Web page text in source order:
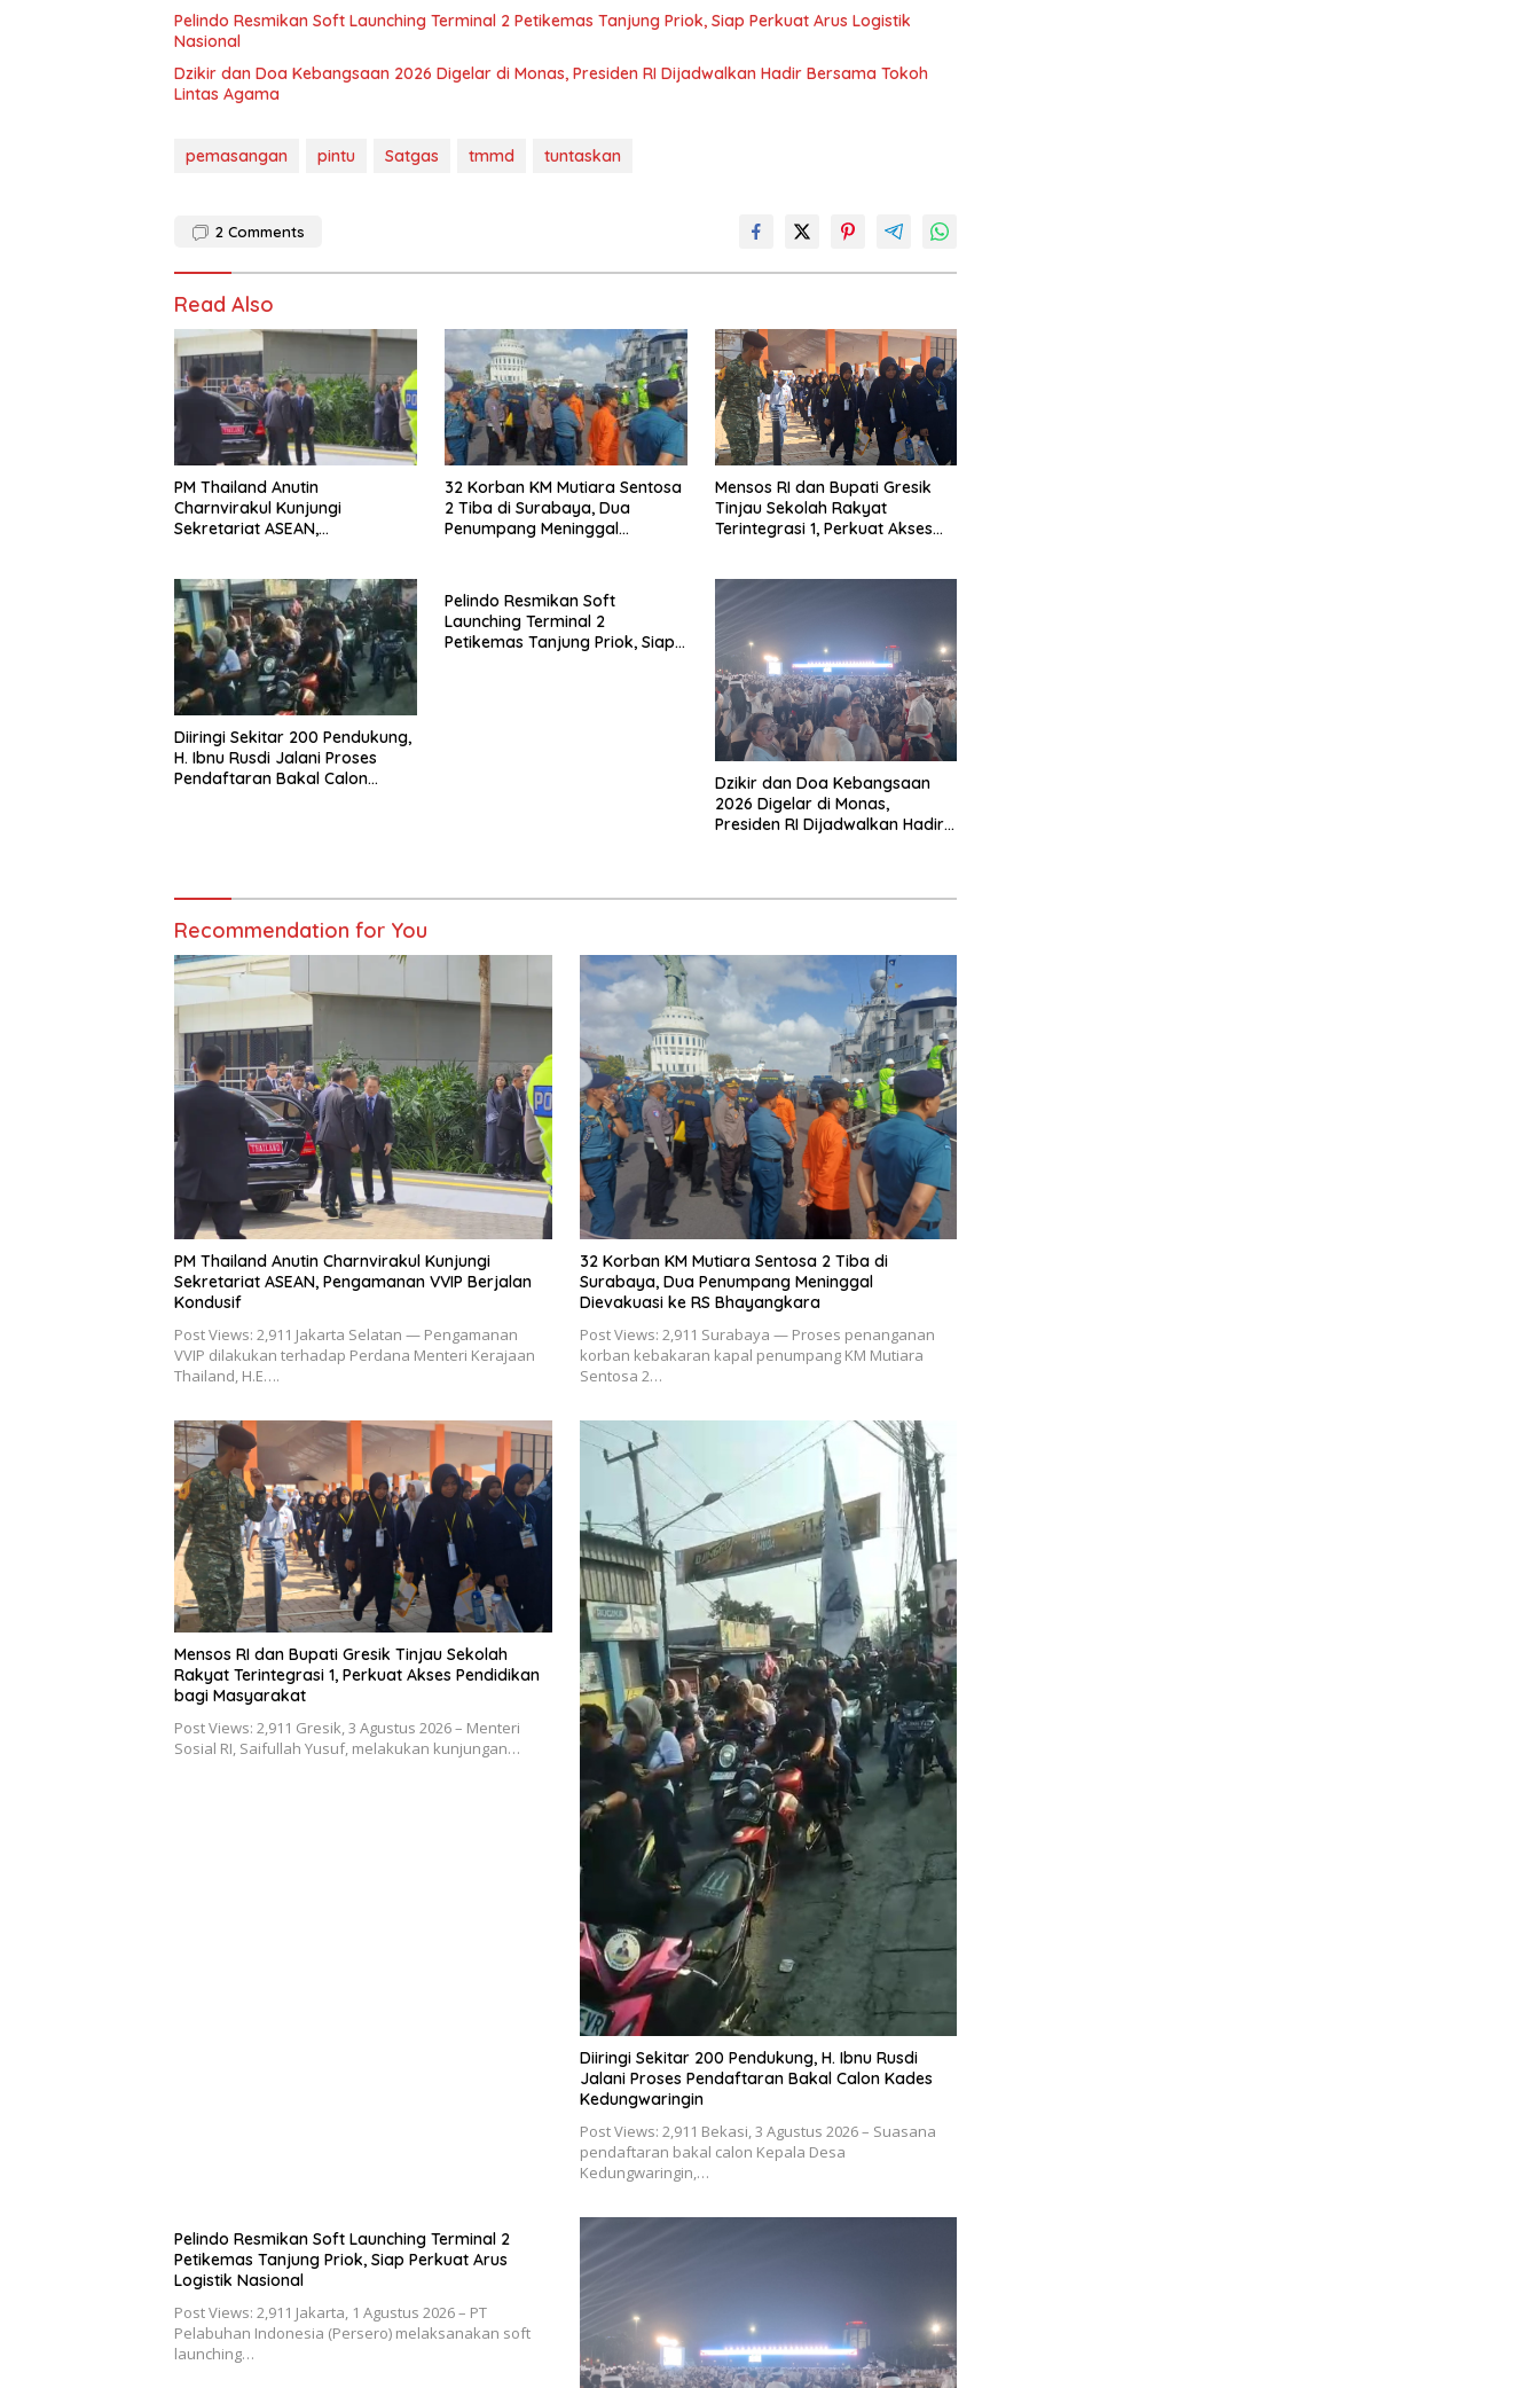
Pelindo Resmikan Soft Launching Terminal 2 Petikemas Tanjung Priok, Siap Perkuat Arus Logistik
Nasional
Dzikir dan Doa Kebangsaan 2026 Digelar di Monas, Presiden RI Dijadwalkan Hadir Bersama Tokoh
Lintas Agama
pemasangan pintu Satgas tmmd tuntaskan
2 Comments
Read Also
PM Thailand Anutin
Charnvirakul Kunjungi
Sekretariat ASEAN,
32 Korban KM Mutiara Sentosa
2 Tiba di Surabaya, Dua
Penumpang Meninggal
Mensos RI dan Bupati Gresik
Tinjau Sekolah Rakyat
Terintegrasi 1, Perkuat Akses
Diiringi Sekitar 200 Pendukung,
H. Ibnu Rusdi Jalani Proses
Pendaftaran Bakal Calon
Pelindo Resmikan Soft
Launching Terminal 2
Petikemas Tanjung Priok, Siap
Dzikir dan Doa Kebangsaan
2026 Digelar di Monas,
Presiden RI Dijadwalkan Hadir
Recommendation for You
PM Thailand Anutin Charnvirakul Kunjungi
Sekretariat ASEAN, Pengamanan VVIP Berjalan
Kondusif
Post Views: 2,911 Jakarta Selatan — Pengamanan
VVIP dilakukan terhadap Perdana Menteri Kerajaan
Thailand, H.E….
32 Korban KM Mutiara Sentosa 2 Tiba di
Surabaya, Dua Penumpang Meninggal
Dievakuasi ke RS Bhayangkara
Post Views: 2,911 Surabaya — Proses penanganan
korban kebakaran kapal penumpang KM Mutiara
Sentosa 2…
Mensos RI dan Bupati Gresik Tinjau Sekolah
Rakyat Terintegrasi 1, Perkuat Akses Pendidikan
bagi Masyarakat
Post Views: 2,911 Gresik, 3 Agustus 2026 – Menteri
Sosial RI, Saifullah Yusuf, melakukan kunjungan…
Diiringi Sekitar 200 Pendukung, H. Ibnu Rusdi
Jalani Proses Pendaftaran Bakal Calon Kades
Kedungwaringin
Post Views: 2,911 Bekasi, 3 Agustus 2026 – Suasana
pendaftaran bakal calon Kepala Desa
Kedungwaringin,…
Pelindo Resmikan Soft Launching Terminal 2
Petikemas Tanjung Priok, Siap Perkuat Arus
Logistik Nasional
Post Views: 2,911 Jakarta, 1 Agustus 2026 – PT
Pelabuhan Indonesia (Persero) melaksanakan soft
launching…